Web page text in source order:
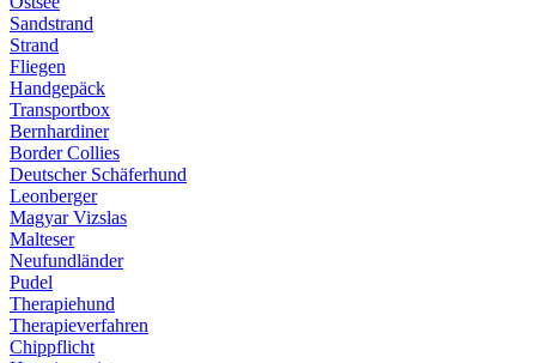
Sandstrand
Strand
Fliegen
Handgepäck
Transportbox
Bernhardiner
Border Collies
Deutscher Schäferhund
Leonberger
Magyar Vizslas
Malteser
Neufundländer
Pudel
Therapiehund
Therapieverfahren
Chippflicht